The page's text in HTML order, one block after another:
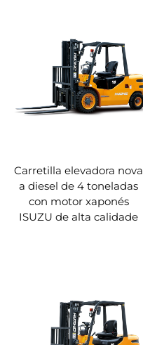
Carretilla elevadora nova
a diesel de 4 toneladas
con motor xaponés
ISUZU de alta calidade